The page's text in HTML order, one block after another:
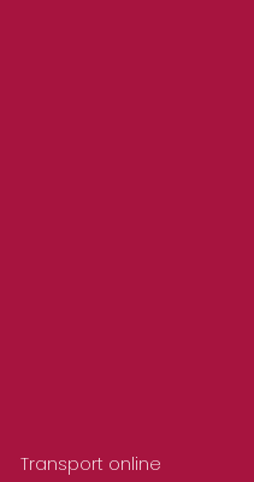
Transport online